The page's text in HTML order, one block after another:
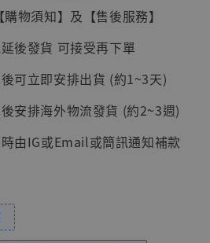
物須知】及【售後服務】
後發貨 可接受再下單
可立即安排出貨 (約1~3天)
安排海外物流發貨 (約2~3週)
由IG或Email或簡訊通知補款